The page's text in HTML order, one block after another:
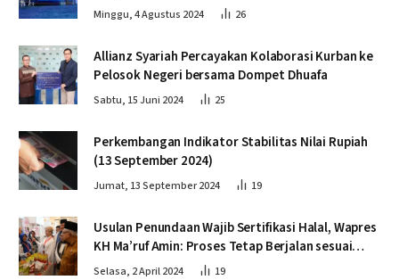
Minggu, 4 Agustus 2024 26
Allianz Syariah Percayakan Kolaborasi Kurban ke
Pelosok Negeri bersama Dompet Dhuafa
Sabtu, 15 Juni 2024 25
Perkembangan Indikator Stabilitas Nilai Rupiah
(13 September 2024)
Jumat, 13 September 2024 19
Usulan Penundaan Wajib Sertifikasi Halal, Wapres
KH Ma’ruf Amin: Proses Tetap Berjalan sesuai
Penahapan
Selasa, 2 April 2024 19